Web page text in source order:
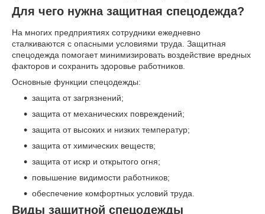
Для чего нужна защитная спецодежда?
На многих предприятиях сотрудники ежедневно
сталкиваются с опасными условиями труда. Защитная
спецодежда помогает минимизировать воздействие вредных
факторов и сохранить здоровье работников.
Основные функции спецодежды:
защита от загрязнений;
защита от механических повреждений;
защита от высоких и низких температур;
защита от химических веществ;
защита от искр и открытого огня;
повышение видимости работников;
обеспечение комфортных условий труда.
Виды защитной спецодежды